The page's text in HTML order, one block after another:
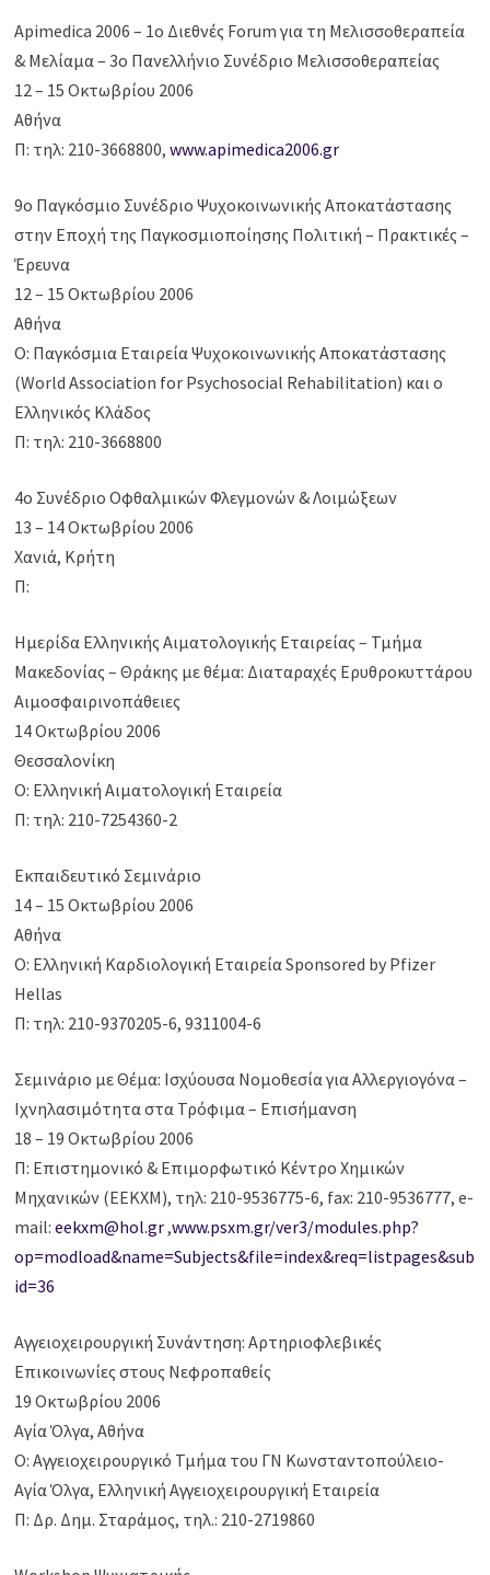
Apimedica 2006 – 1ο Διεθνές Forum για τη Μελισσοθεραπεία
& Μελίαμα – 3ο Πανελλήνιο Συνέδριο Μελισσοθεραπείας
12 – 15 Οκτωβρίου 2006
Αθήνα
Π: τηλ: 210-3668800,www.apimedica2006.gr
9ο Παγκόσμιο Συνέδριο Ψυχοκοινωνικής Αποκατάστασης
στην Εποχή της Παγκοσμιοποίησης Πολιτική – Πρακτικές –
Έρευνα
12 – 15 Οκτωβρίου 2006
Αθήνα
Ο: Παγκόσμια Eταιρεία Ψυχοκοινωνικής Aποκατάστασης
(World Association for Psychosocial Rehabilitation) και ο
Eλληνικός Kλάδος
Π: τηλ: 210-3668800
4ο Συνέδριο Οφθαλμικών Φλεγμονών & Λοιμώξεων
13 – 14 Οκτωβρίου 2006
Χανιά, Κρήτη
Π:
Ημερίδα Ελληνικής Αιματολογικής Εταιρείας – Τμήμα
Μακεδονίας – Θράκης με θέμα: Διαταραχές Ερυθροκυττάρου
Αιμοσφαιρινοπάθειες
14 Οκτωβρίου 2006
Θεσσαλονίκη
Ο: Ελληνική Αιματολογική Εταιρεία
Π: τηλ: 210-7254360-2
Εκπαιδευτικό Σεμινάριο
14 – 15 Οκτωβρίου 2006
Αθήνα
Ο: Ελληνική Καρδιολογική Εταιρεία Sponsored by Pfizer
Hellas
Π: τηλ: 210-9370205-6, 9311004-6
Σεμινάριο με Θέμα: Ισχύουσα Νομοθεσία για Αλλεργιογόνα –
Ιχνηλασιμότητα στα Τρόφιμα – Επισήμανση
18 – 19 Οκτωβρίου 2006
Π: Επιστημονικό & Επιμορφωτικό Κέντρο Χημικών
Μηχανικών (EEΚΧΜ), τηλ: 210-9536775-6, fax: 210-9536777, e-
mail:eekxm@hol.gr,www.psxm.gr/ver3/modules.php?
op=modload&name=Subjects&file=index&req=listpages&sub
id=36
Αγγειοχειρουργική Συνάντηση: Αρτηριοφλεβικές
Επικοινωνίες στους Νεφροπαθείς
19 Οκτωβρίου 2006
Αγία Όλγα, Αθήνα
Ο: Αγγειοχειρουργικό Τμήμα του ΓΝ Κωνσταντοπούλειο-
Αγία Όλγα, Ελληνική Αγγειοχειρουργική Εταιρεία
Π: Δρ. Δημ. Σταράμος, τηλ.: 210-2719860